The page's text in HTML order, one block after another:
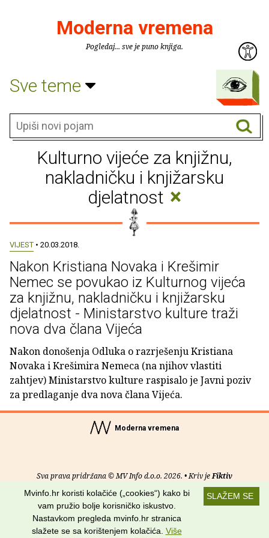
Moderna vremena
Pogledaj... sve je puno knjiga.
Sve teme
Kulturno vijeće za knjižnu,
nakladničku i knjižarsku
djelatnost ×
VIJEST • 20.03.2018.
Nakon Kristiana Novaka i Krešimir
Nemec se povukao iz Kulturnog vijeća
za knjižnu, nakladničku i knjižarsku
djelatnost - Ministarstvo kulture traži
nova dva člana Vijeća
Nakon donošenja Odluka o razrješenju Kristiana
Novaka i Krešimira Nemeca (na njihov vlastiti
zahtjev) Ministarstvo kulture raspisalo je Javni poziv
za predlaganje dva nova člana Vijeća.
Moderna vremena
Sva prava pridržana © MV Info d.o.o. 2026. • Kriv jeFiktiv
Uvjeti korištenja RSS kanali
Potraži nas na:
SLAŽEM SE
Mvinfo.hr koristi kolačiće („cookies“) kako bi
vam pružio bolje korisničko iskustvo.
Nastavkom pregleda mvinfo.hr stranica
slažete se sa korištenjem kolačića. Više